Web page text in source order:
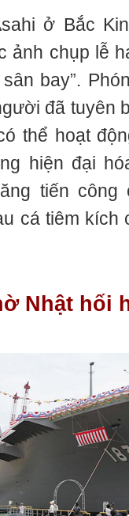
ở Bắc
ảnh chụp lễ
bay”.
đã tuyên
thể hoạt
hiện đại
tiến
cá tiêm kích
Nhật hối